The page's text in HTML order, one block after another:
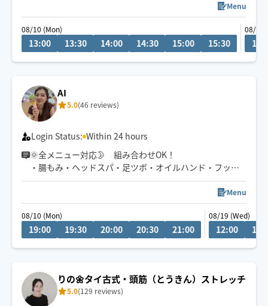
その日のお体の状態に合わせた施術🙆🏻‍♀️
癒しをお届け致します☺️🍀
Menu
08/10 (Mon)
13:00 13:30 14:00 14:30 15:00 15:30
08/12
AI
5.0(46 reviews)
Login Status: Within 24 hours
🌞全メニュー対応🌛 組み合わせOK！
・腸もみ・ヘッドスパ・足ツボ・オイルハンド・フット
のみでも⭕️・チネイザン etc…
タイ古式はマットでの施術をオススメします♪ その場合
ご用意お願い致します🙇‍♀️
Menu
08/10 (Mon)
19:00 19:30 20:00 20:30 21:00
08/19 (Wed)
12:00
りの🌼タイ古式・頭筋（とうきん）ストレッチ
5.0(129 reviews)